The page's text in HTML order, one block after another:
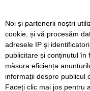
Ce facem astăzi, 8
Cum arată televizorul
complicații
Noi și partenerii noștri
cookie, și vă procesăm
adresele IP și
publicitare și conținutul în
măsura eficiența
informații despre publicul
Faceți clic mai jos pentru